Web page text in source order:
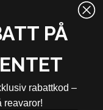
PÅ
rabattkod –
reavaror!